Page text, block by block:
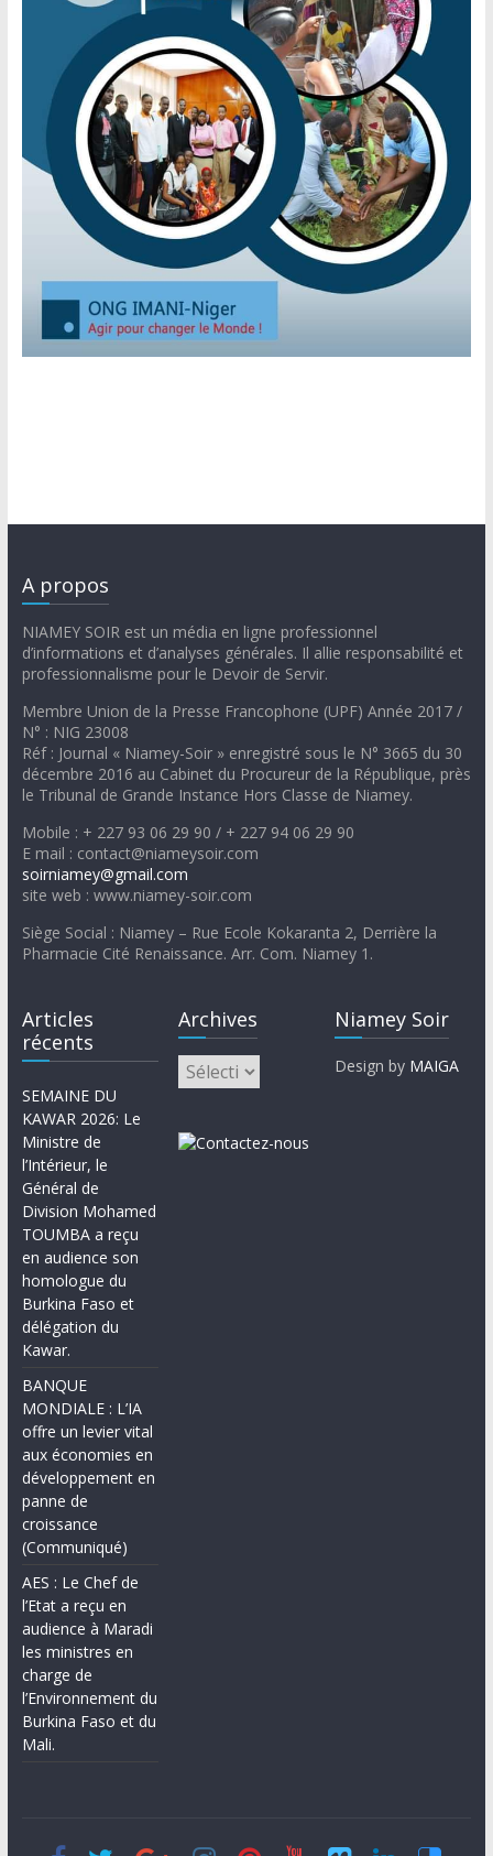
A propos
NIAMEY SOIR est un média en ligne professionnel
d’informations et d’analyses générales. Il allie responsabilité et
professionnalisme pour le Devoir de Servir.
Membre Union de la Presse Francophone (UPF) Année 2017 /
N° : NIG 23008
Réf : Journal « Niamey-Soir » enregistré sous le N° 3665 du 30
décembre 2016 au Cabinet du Procureur de la République, près
le Tribunal de Grande Instance Hors Classe de Niamey.
Mobile : + 227 93 06 29 90 / + 227 94 06 29 90
E mail : contact@niameysoir.com
soirniamey@gmail.com
site web : www.niamey-soir.com
Siège Social : Niamey – Rue Ecole Kokaranta 2, Derrière la
Pharmacie Cité Renaissance. Arr. Com. Niamey 1.
Articles
récents
SEMAINE DU
KAWAR 2026: Le
Ministre de
l’Intérieur, le
Général de
Division Mohamed
TOUMBA a reçu
en audience son
homologue du
Burkina Faso et
délégation du
Kawar.
BANQUE
MONDIALE : L’IA
offre un levier vital
aux économies en
développement en
panne de
croissance
(Communiqué)
AES : Le Chef de
l’Etat a reçu en
audience à Maradi
les ministres en
charge de
l’Environnement du
Burkina Faso et du
Mali.
Archives Niamey Soir
Design by MAIGA